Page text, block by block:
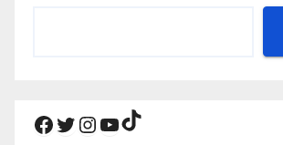
Facebook
Twitter
Instagram
YouTube
TikTok